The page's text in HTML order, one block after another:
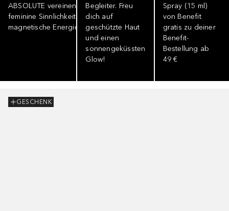
ABSOLUTE vereinen
feminine Sinnlichkeit und
magnetische Energie.
Begleiter. Freu
dich auf
geschützte Haut
und einen
sonnengeküssten
Glow!
Spray (15 ml)
von Benefit
gratis zu deiner
Benefit-
Bestellung ab
49 €
GESCHENK